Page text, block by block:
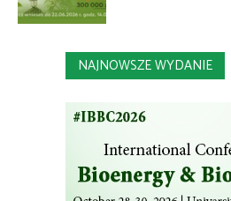
NAJNOWSZE WYDANIE